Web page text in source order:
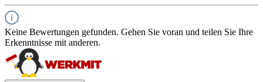
Keine Bewertungen gefunden. Gehen Sie voran und teilen Sie Ihre
Erkenntnisse mit anderen.